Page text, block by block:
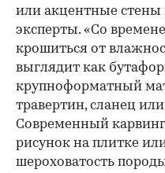
00:00 / 00:00
или акцентные стены
эксперты. «Со
крошиться от
выглядит как
крупноформатный
травертин, сланец
Современный
рисунок на плитке
шероховатость